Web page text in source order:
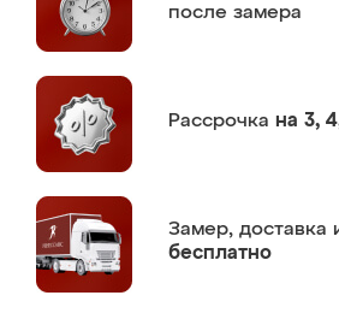
после замера
Рассрочка на 3,
Замер, доставка
бесплатно